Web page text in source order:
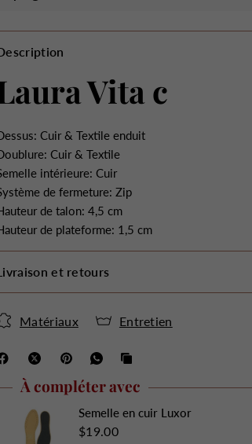
Vita c
Cuir & Textile enduit
Cuir & Textile
intérieure: Cuir
de fermeture: Zip
de talon: 4,5 cm
de plateforme: 1,5 cm
et retours
Matériaux Entretien
À compléter avec
Semelle en cuir Luxor
$19.00